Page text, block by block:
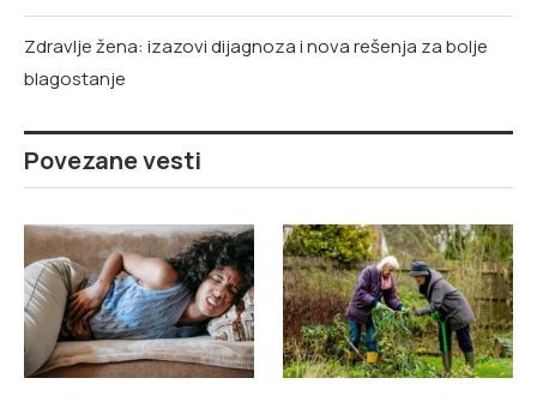
Zdravlje žena: izazovi dijagnoza i nova rešenja za bolje
blagostanje
Povezane vesti